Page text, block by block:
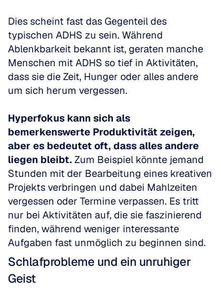
Dies scheint fast das Gegenteil des
typischen ADHS zu sein. Während
Ablenkbarkeit bekannt ist, geraten manche
Menschen mit ADHS so tief in Aktivitäten,
dass sie die Zeit, Hunger oder alles andere
um sich herum vergessen.
Hyperfokus kann sich als
bemerkenswerte Produktivität zeigen,
aber es bedeutet oft, dass alles andere
liegen bleibt. Zum Beispiel könnte jemand
Stunden mit der Bearbeitung eines kreativen
Projekts verbringen und dabei Mahlzeiten
vergessen oder Termine verpassen. Es tritt
nur bei Aktivitäten auf, die sie faszinierend
finden, während weniger interessante
Aufgaben fast unmöglich zu beginnen sind.
Schlafprobleme und ein unruhiger
Geist